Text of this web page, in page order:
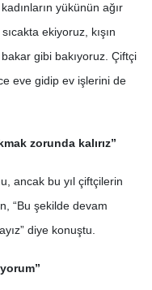
yükünün ağır
ekiyoruz, kışın
gibi bakıyoruz. Çiftçi
eve gidip ev işlerini de
zorunda kalırız”
ancak bu yıl çiftçilerin
“Bu şekilde devam
diye konuştu.